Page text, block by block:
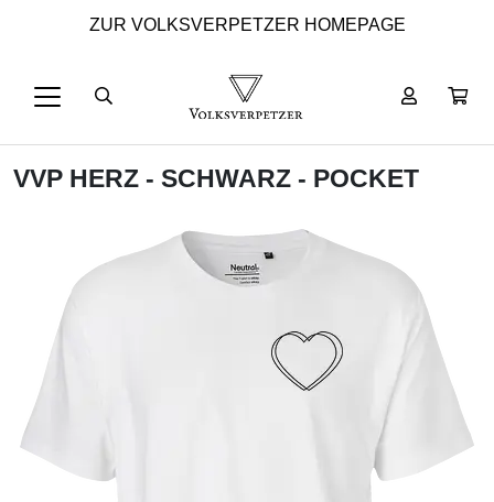
ZUR VOLKSVERPETZER HOMEPAGE
VVP HERZ - SCHWARZ - POCKET